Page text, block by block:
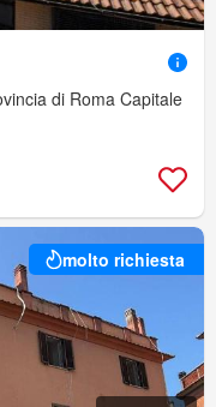
di Roma Capitale
molto richiesta